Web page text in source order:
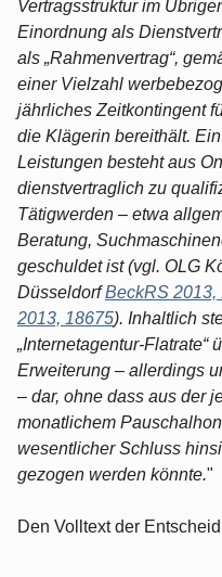
Vertragsstruktur im
Einordnung als
als „Rahmenvertrag“,
einer Vielzahl
jährliches Zeitkontingent
die Klägerin bereithält.
Leistungen besteht aus
dienstvertraglich zu
Tätigwerden – etwa
Beratung,
geschuldet ist (vgl. OLG
DüsseldorfBeckRS 2013,
2013, 18675). Inhaltlich
„Internetagentur-
Erweiterung – allerdings
– dar, ohne dass aus der
monatlichem
wesentlicher Schluss
gezogen werden könnte."
Den Volltext der